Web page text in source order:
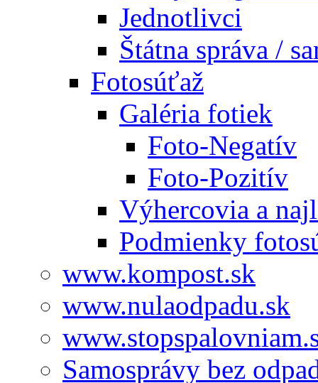
Jednotlivci
Štátna správa /
Fotosúťaž
Galéria fotiek
Foto-Negatív
Foto-Pozitív
Výhercovia a
Podmienky
www.kompost.sk
www.nulaodpadu.sk
Samosprávy bez